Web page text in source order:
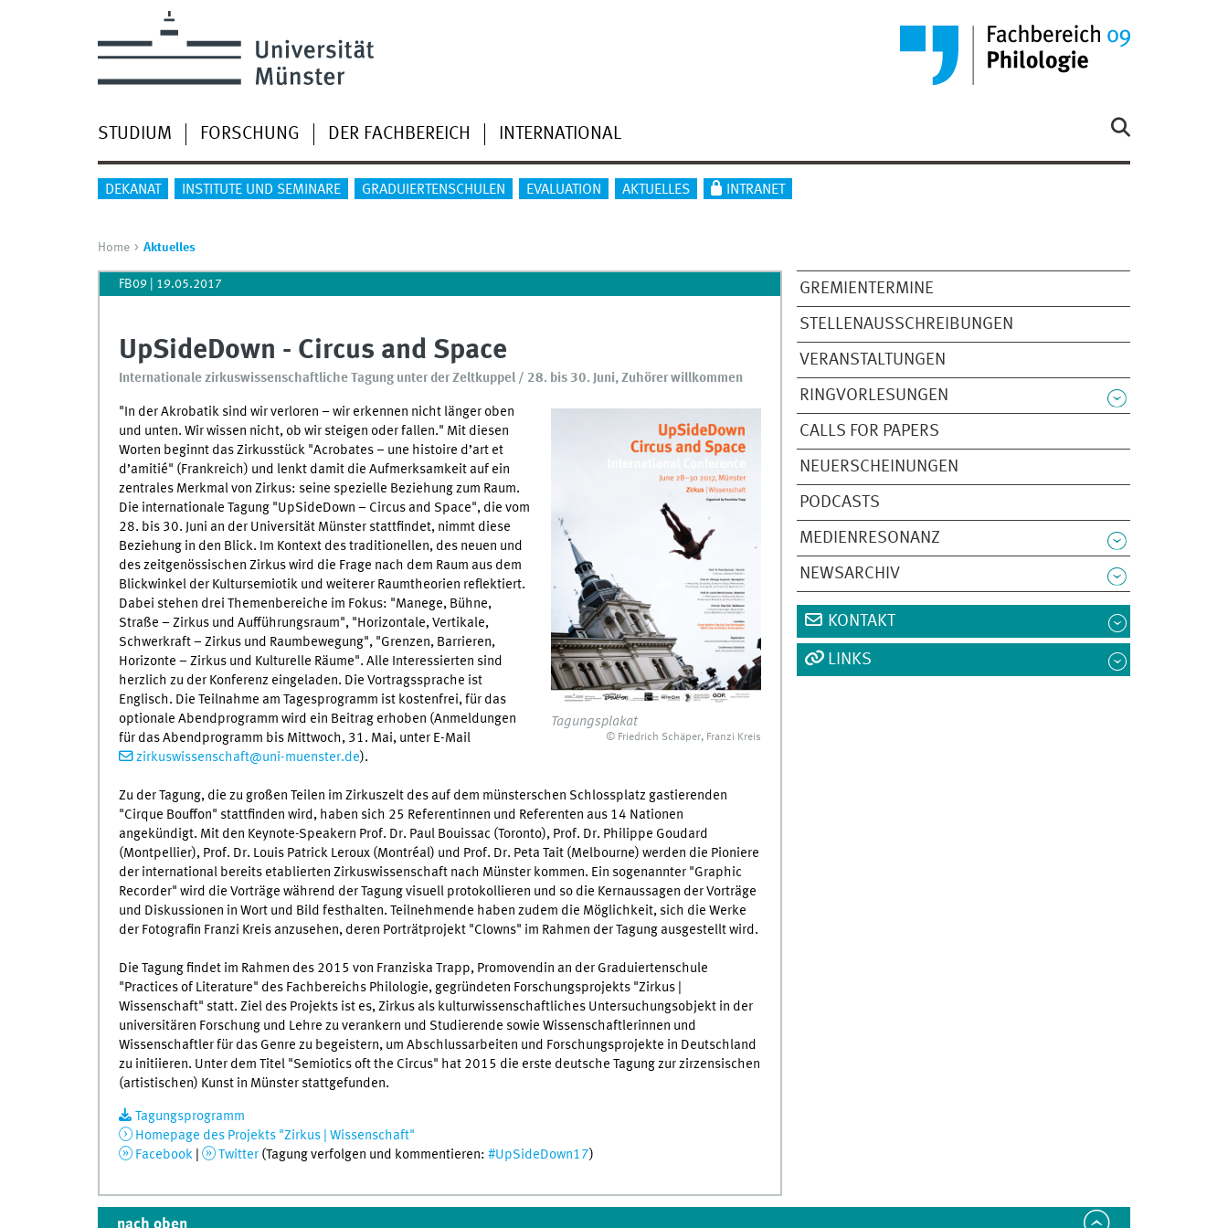
STUDIUM FORSCHUNG DER FACHBEREICH INTERNATIONAL
DEKANAT INSTITUTE UND SEMINARE GRADUIERTENSCHULEN EVALUATION AKTUELLES INTRANET
Home Aktuelles
GREMIENTERMINE
STELLENAUSSCHREIBUNGEN
VERANSTALTUNGEN
RINGVORLESUNGEN
CALLS FOR PAPERS
NEUERSCHEINUNGEN
PODCASTS
MEDIENRESONANZ
NEWSARCHIV
FB09| 19.05.2017
UpSideDown - Circus and Space
Internationale zirkuswissenschaftliche Tagung unter der Zeltkuppel / 28. bis 30. Juni, Zuhörer willkommen
Tagungsplakat
© Friedrich Schäper, Franzi Kreis
"In der Akrobatik sind wir verloren – wir erkennen nicht länger oben
und unten. Wir wissen nicht, ob wir steigen oder fallen." Mit diesen
Worten beginnt das Zirkusstück "Acrobates – une histoire d’art et
d’amitié" (Frankreich) und lenkt damit die Aufmerksamkeit auf ein
zentrales Merkmal von Zirkus: seine spezielle Beziehung zum Raum.
Die internationale Tagung "UpSideDown – Circus and Space", die vom
28. bis 30. Juni an der Universität Münster stattfindet, nimmt diese
Beziehung in den Blick. Im Kontext des traditionellen, des neuen und
des zeitgenössischen Zirkus wird die Frage nach dem Raum aus dem
Blickwinkel der Kultursemiotik und weiterer Raumtheorien reflektiert.
Dabei stehen drei Themenbereiche im Fokus: "Manege, Bühne,
Straße – Zirkus und Aufführungsraum", "Horizontale, Vertikale,
Schwerkraft – Zirkus und Raumbewegung", "Grenzen, Barrieren,
Horizonte – Zirkus und Kulturelle Räume". Alle Interessierten sind
herzlich zu der Konferenz eingeladen. Die Vortragssprache ist
Englisch. Die Teilnahme am Tagesprogramm ist kostenfrei, für das
optionale Abendprogramm wird ein Beitrag erhoben (Anmeldungen
für das Abendprogramm bis Mittwoch, 31. Mai, unter E-Mail
zirkuswissenschaft@uni-muenster.de).
Zu der Tagung, die zu großen Teilen im Zirkuszelt des auf dem münsterschen Schlossplatz gastierenden
"Cirque Bouffon" stattfinden wird, haben sich 25 Referentinnen und Referenten aus 14 Nationen
angekündigt. Mit den Keynote-Speakern Prof. Dr. Paul Bouissac (Toronto), Prof. Dr. Philippe Goudard
(Montpellier), Prof. Dr. Louis Patrick Leroux (Montréal) und Prof. Dr. Peta Tait (Melbourne) werden die Pioniere
der international bereits etablierten Zirkuswissenschaft nach Münster kommen. Ein sogenannter "Graphic
Recorder" wird die Vorträge während der Tagung visuell protokollieren und so die Kernaussagen der Vorträge
und Diskussionen in Wort und Bild festhalten. Teilnehmende haben zudem die Möglichkeit, sich die Werke
der Fotografin Franzi Kreis anzusehen, deren Porträtprojekt "Clowns" im Rahmen der Tagung ausgestellt wird.
Die Tagung findet im Rahmen des 2015 von Franziska Trapp, Promovendin an der Graduiertenschule
"Practices of Literature" des Fachbereichs Philologie, gegründeten Forschungsprojekts "Zirkus |
Wissenschaft" statt. Ziel des Projekts ist es, Zirkus als kulturwissenschaftliches Untersuchungsobjekt in der
universitären Forschung und Lehre zu verankern und Studierende sowie Wissenschaftlerinnen und
Wissenschaftler für das Genre zu begeistern, um Abschlussarbeiten und Forschungsprojekte in Deutschland
zu initiieren. Unter dem Titel "Semiotics oft the Circus" hat 2015 die erste deutsche Tagung zur zirzensischen
(artistischen) Kunst in Münster stattgefunden.
Tagungsprogramm
Homepage des Projekts "Zirkus | Wissenschaft"
Facebook| Twitter(Tagung verfolgen und kommentieren: #UpSideDown17)
KONTAKT
LINKS
nach oben